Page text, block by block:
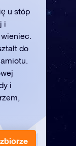
u stóp
i
do
i